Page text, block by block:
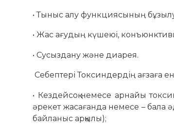
• Тыныс алу функциясының
• Жас ағудың күшеюі,
• Сусыздану және диарея.
Себептері Токсиндердің ағзаға
• Кездейсоқ немесе арнайы
әрекет жасағанда немесе – бала
байланыс арқылы);